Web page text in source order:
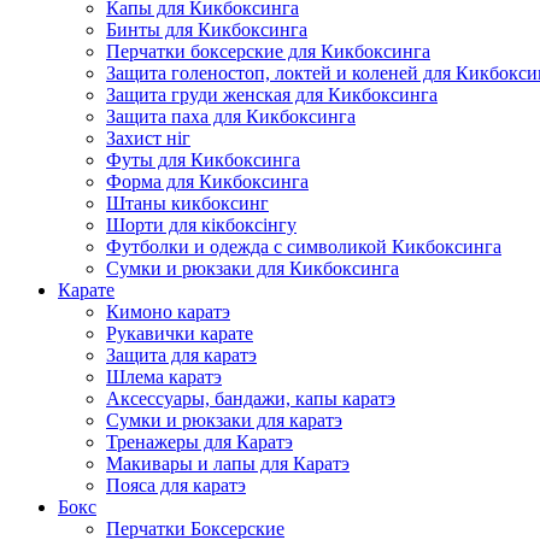
Капы для Кикбоксинга
Бинты для Кикбоксинга
Перчатки боксерские для Кикбоксинга
Защита голеностоп, локтей и коленей для
Защита груди женская для Кикбоксинга
Защита паха для Кикбоксинга
Захист ніг
Футы для Кикбоксинга
Форма для Кикбоксинга
Штаны кикбоксинг
Шорти для кікбоксінгу
Футболки и одежда с символикой Кикбоксинга
Сумки и рюкзаки для Кикбоксинга
Карате
Кимоно каратэ
Рукавички карате
Защита для каратэ
Шлема каратэ
Аксессуары, бандажи, капы каратэ
Сумки и рюкзаки для каратэ
Тренажеры для Каратэ
Макивары и лапы для Каратэ
Пояса для каратэ
Бокс
Перчатки Боксерские